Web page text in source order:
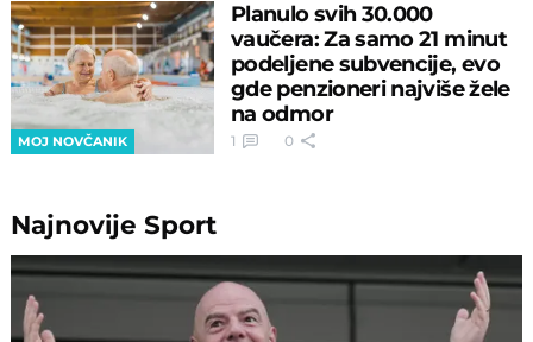
MOJ NOVČANIK
Planulo svih 30.000
vaučera: Za samo 21 minut
podeljene subvencije, evo
gde penzioneri najviše žele
na odmor
1 0
NajnovijeSport